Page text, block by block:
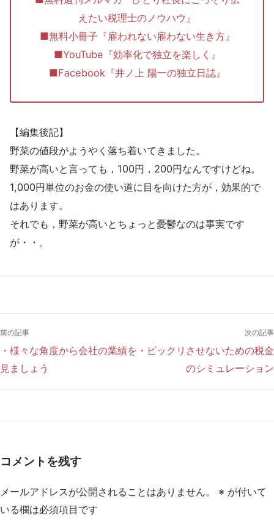
えたい税理士のノウハウ』
■無料小冊子『雇われない雇わない生き方』
■YouTube『効率化で独立を楽しく』
■Facebook『井ノ上 陽一の独立日誌』
【編集後記】
野菜の値段がようやく落ち着いてきました。
野菜が高いと言っても，100円，200円なんですけどね。
1,000円単位のお金の使い道に目を向けた方が，効果的で
はあります。
それでも，野菜が高いとちょっと憂鬱なのは事実です
が・・。
前の記事
・様々な角度から会社の業績を
見ましょう
次の記事
・ビックリさせないための税金
のシミュレーション
コメントを残す
メールアドレスが公開されることはありません。 ※ が付いて
いる欄は必須項目です